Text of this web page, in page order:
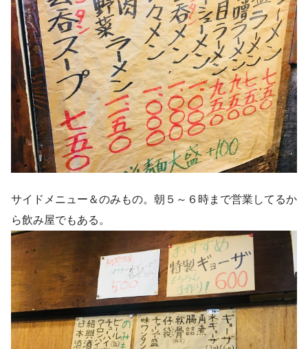
サイドメニュー＆のみもの。朝５～６時まで営業してるか
ら飲み屋でもある。